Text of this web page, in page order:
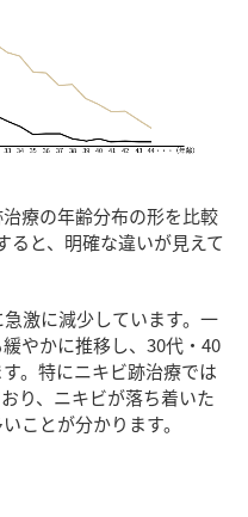
療の年齢分布の形を比較
ると、明確な違いが見えて
激に減少しています。一
やかに推移し、30代・40
。特にニキビ跡治療では
り、ニキビが落ち着いた
ことが分かります。